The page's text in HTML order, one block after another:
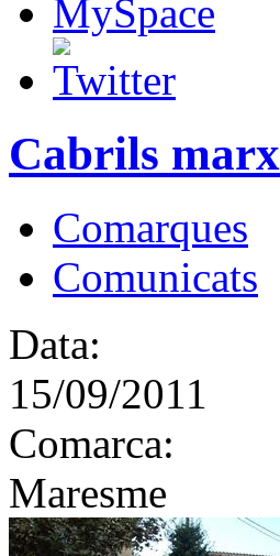
Cabrils
Comarques
Comunicats
Data:
15/09/2011
Comarca:
Maresme